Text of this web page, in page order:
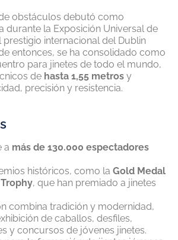
obstáculos debutó como
durante la Exposición Universal de
prestigio internacional del Dublin
entonces, se ha consolidado como
para jinetes de todo el mundo,
de hasta 1,55 metros y
precisión y resistencia.
a más de 130.000 espectadores
históricos, como la Gold Medal
, que han premiado a jinetes
combina tradición y modernidad,
de caballos, desfiles,
y concursos de jóvenes jinetes.